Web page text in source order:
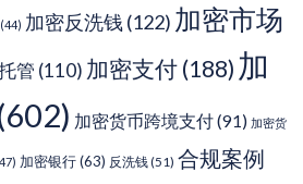
(44) 加密反洗钱 (122) 加密市场
管 (110) 加密支付 (188) 加
加密货币跨境支付(91) 加密货
加密银行(63) 反洗钱(51) 合规案例